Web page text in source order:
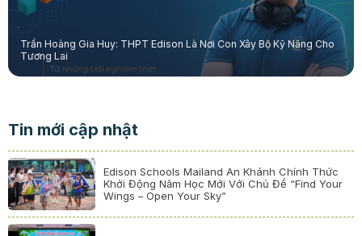
Trần Hoàng Gia Huy: THPT Edison Là Nơi Con Xây Bộ Kỹ Năng Cho
Tương Lai
Tin mới cập nhật
Edison Schools Mailand An Khánh Chính Thức
Khởi Động Năm Học Mới Với Chủ Đề “Find Your
Wings – Open Your Sky”